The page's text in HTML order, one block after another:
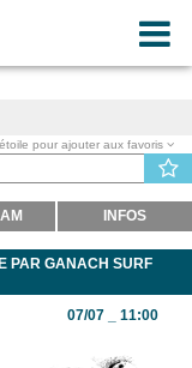
pour ajouter aux favoris
INFOS
PAR GANACH SURF
07/07 _ 11:00